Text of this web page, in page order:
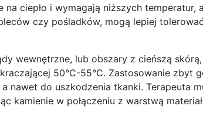
ciepło i wymagają niższych temperatur,
czy pośladków, mogą lepiej
wewnętrzne, lub obszary z cieńszą
50°C-55°C. Zastosowanie zbyt
nawet do uszkodzenia tkanki. Terapeuta
w połączeniu z warstwą